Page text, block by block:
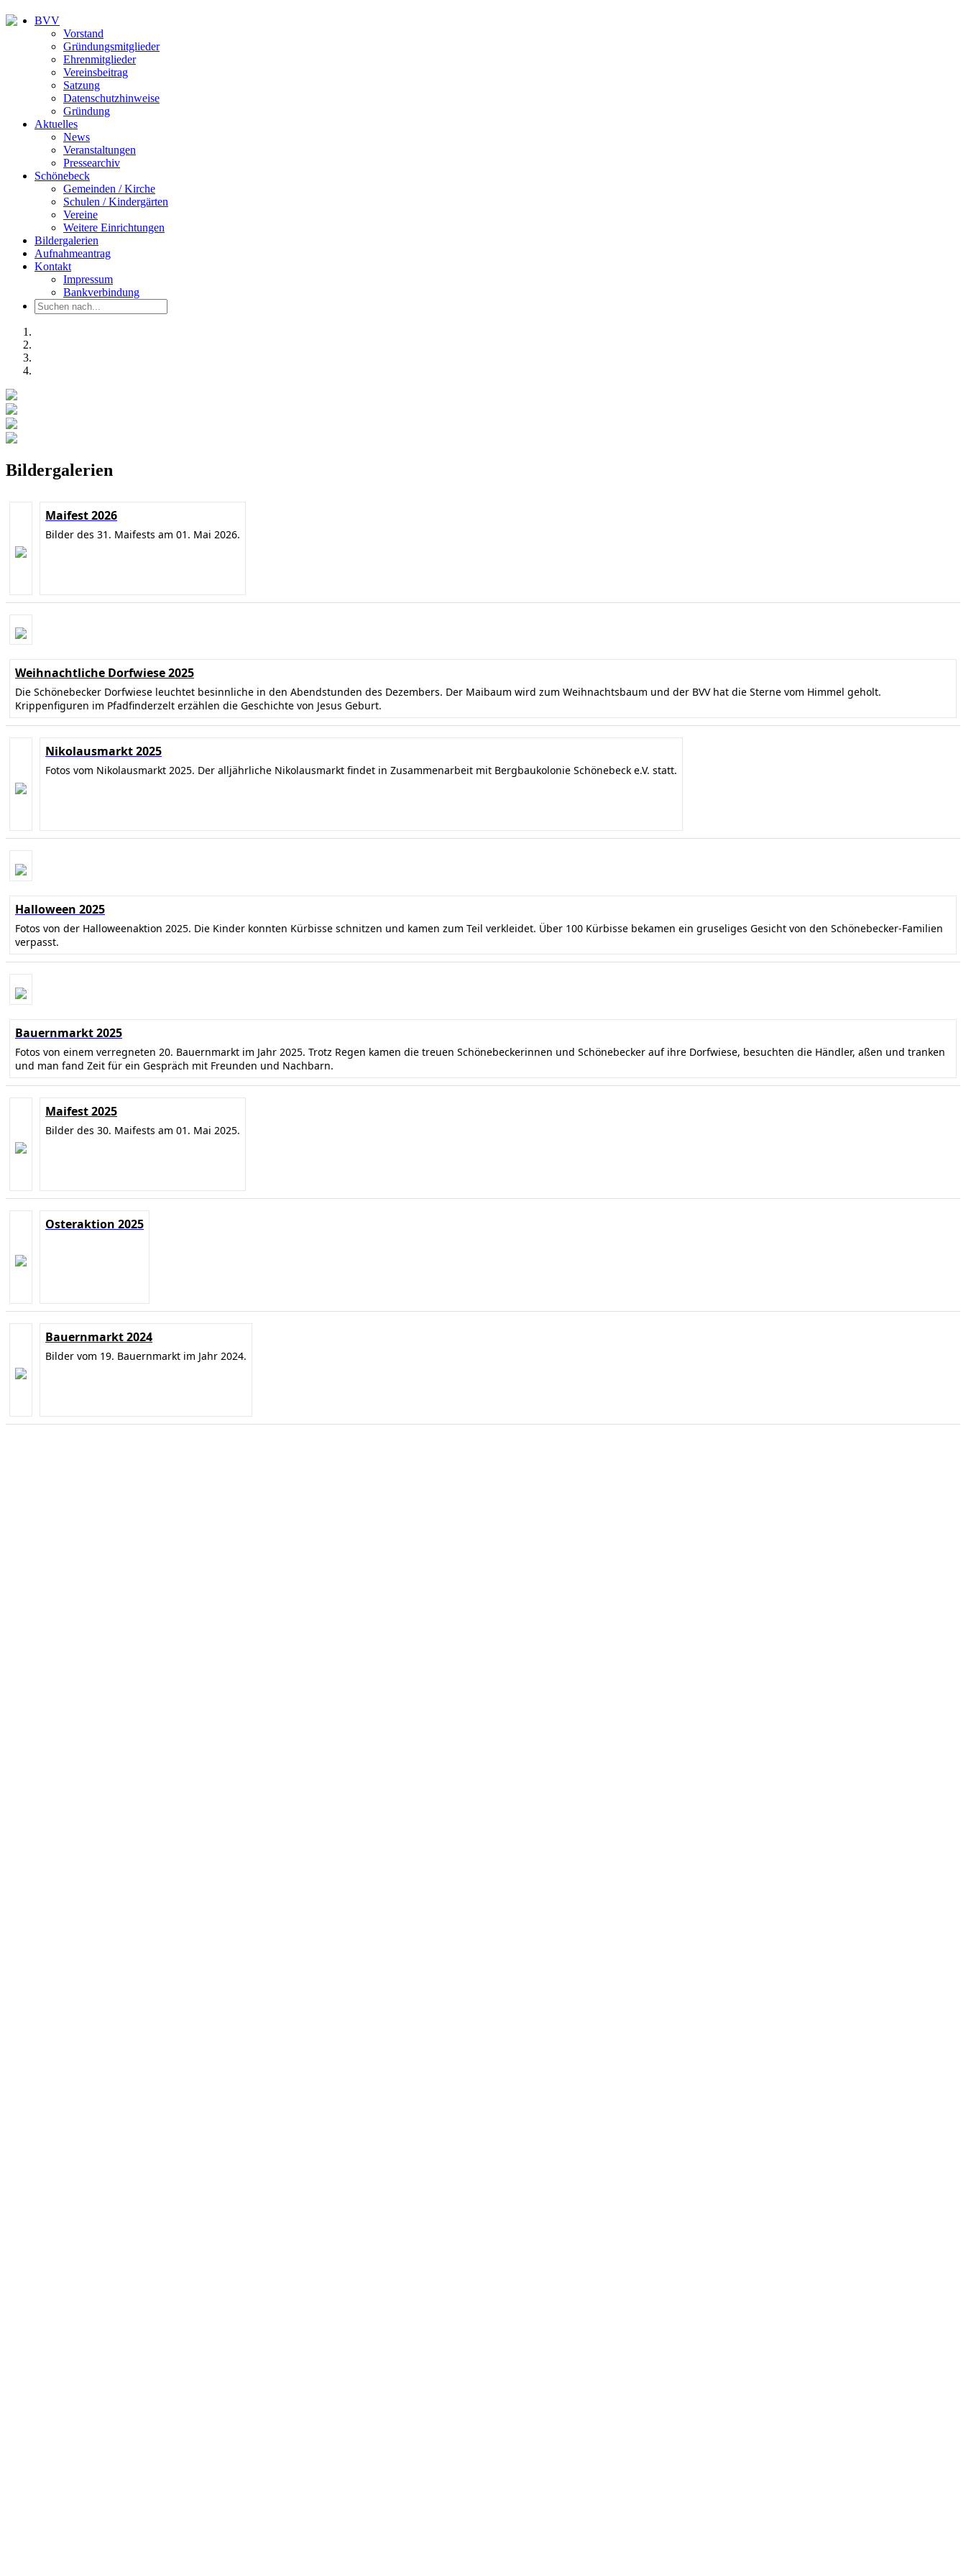
BVV
Vorstand
Gründungsmitglieder
Ehrenmitglieder
Vereinsbeitrag
Satzung
Datenschutzhinweise
Gründung
Aktuelles
News
Veranstaltungen
Pressearchiv
Schönebeck
Gemeinden / Kirche
Schulen / Kindergärten
Vereine
Weitere Einrichtungen
Bildergalerien
Aufnahmeantrag
Kontakt
Impressum
Bankverbindung
Bildergalerien
Maifest 2026
Bilder des 31. Maifests am 01. Mai 2026.
Weihnachtliche Dorfwiese 2025
Die Schönebecker Dorfwiese leuchtet besinnliche in den Abendstunden des Dezembers. Der Maibaum wird zum Weihnachtsbaum und der BVV hat die Sterne vom Himmel geholt.
Krippenfiguren im Pfadfinderzelt erzählen die Geschichte von Jesus Geburt.
Nikolausmarkt 2025
Fotos vom Nikolausmarkt 2025. Der alljährliche Nikolausmarkt findet in Zusammenarbeit mit Bergbaukolonie Schönebeck e.V. statt.
Halloween 2025
Fotos von der Halloweenaktion 2025. Die Kinder konnten Kürbisse schnitzen und kamen zum Teil verkleidet. Über 100 Kürbisse bekamen ein gruseliges Gesicht von den Schönebecker-Familien
verpasst.
Bauernmarkt 2025
Fotos von einem verregneten 20. Bauernmarkt im Jahr 2025. Trotz Regen kamen die treuen Schönebeckerinnen und Schönebecker auf ihre Dorfwiese, besuchten die Händler, aßen und tranken
und man fand Zeit für ein Gespräch mit Freunden und Nachbarn.
Maifest 2025
Bilder des 30. Maifests am 01. Mai 2025.
Osteraktion 2025
Bauernmarkt 2024
Bilder vom 19. Bauernmarkt im Jahr 2024.